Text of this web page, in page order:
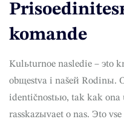
komande
Kulьturnoe nasledie – эto
obщestva i našeй Rodinы.
identičnostью, tak kak
rasskazыvaet o nas. Эto vse